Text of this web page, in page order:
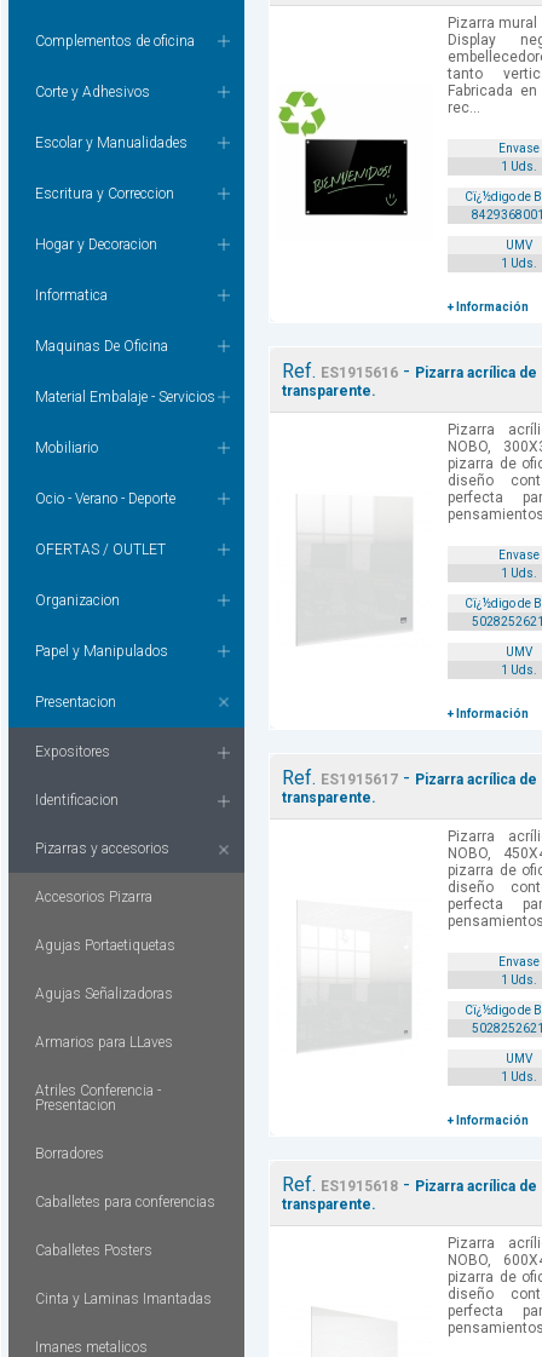
Complementos de oficina
Corte y Adhesivos
Escolar y Manualidades
Escritura y Correccion
Hogar y Decoracion
Informatica
Maquinas De Oficina
Material Embalaje - Servicios
Mobiliario
Ocio - Verano - Deporte
OFERTAS / OUTLET
Organizacion
Papel y Manipulados
Presentacion
Expositores
Identificacion
Pizarras y accesorios
Accesorios Pizarra
Agujas Portaetiquetas
Agujas Señalizadoras
Armarios para LLaves
Atriles Conferencia -
Presentacion
Borradores
Caballetes para conferencias
Caballetes Posters
Cinta y Laminas Imantadas
Imanes metalicos
Pizarra
Display
tanto
Fabricada
rec...
Envase
1 Uds.
Cï¿½digo de
UMV
1 Uds.
+ Información
Ref. ES1915616 - Pizarra acrílica
transparente.
Pizarra
NOBO,
pizarra de
diseño
perfecta
Envase
1 Uds.
Cï¿½digo de
UMV
1 Uds.
+ Información
Ref. ES1915617 - Pizarra acrílica
transparente.
Pizarra
NOBO,
pizarra de
diseño
perfecta
Envase
1 Uds.
Cï¿½digo de
UMV
1 Uds.
+ Información
Ref. ES1915618 - Pizarra acrílica
transparente.
Pizarra
NOBO,
pizarra de
diseño
perfecta